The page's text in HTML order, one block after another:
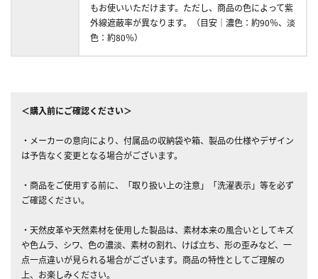
もお使いいただけます。ただし、商品の色によって紫
外線遮蔽率が異なります。（目安｜濃色：約90％、淡
色：約80％）
＜購入前にご確認ください＞
・メーカーの意向により、付属品の収納袋や箱、製品の仕様やデザイン
は予告なく変更となる場合がございます。
・商品をご使用する前に、「取り扱い上の注意」「洗濯表示」等を必ず
ご確認ください。
・天然皮革や天然素材を使用した製品は、素材本来の風合いとしてキズ
や色ムラ、シワ、色の濃淡、素材の割れ、けば立ち、形の歪みなど、一
点一点違いが見られる場合がございます。商品の特性としてご理解の
上、お楽しみください。